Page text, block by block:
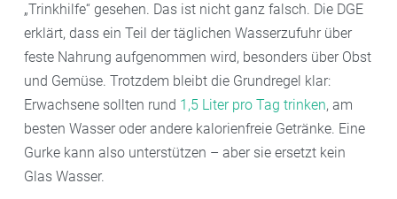
„Trinkhilfe“ gesehen. Das ist nicht ganz falsch. Die DGE
erklärt, dass ein Teil der täglichen Wasserzufuhr über
feste Nahrung aufgenommen wird, besonders über Obst
und Gemüse. Trotzdem bleibt die Grundregel klar:
Erwachsene sollten rund 1,5 Liter pro Tag trinken, am
besten Wasser oder andere kalorienfreie Getränke. Eine
Gurke kann also unterstützen – aber sie ersetzt kein
Glas Wasser.